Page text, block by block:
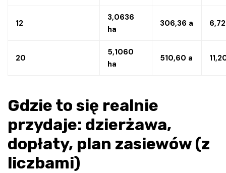
12
3,0636
ha
306,36 a
20
5,1060
ha
510,60 a
Gdzie to się realnie
przydaje: dzierżawa,
dopłaty, plan zasiewów (z
liczbami)